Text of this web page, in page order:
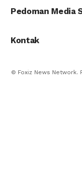
Pedoman Media
Kontak
© Foxiz News Network.